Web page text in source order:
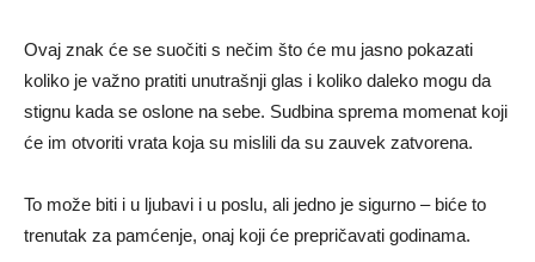
Ovaj znak će se suočiti s nečim što će mu jasno pokazati
koliko je važno pratiti unutrašnji glas i koliko daleko mogu da
stignu kada se oslone na sebe. Sudbina sprema momenat koji
će im otvoriti vrata koja su mislili da su zauvek zatvorena.
To može biti i u ljubavi i u poslu, ali jedno je sigurno – biće to
trenutak za pamćenje, onaj koji će prepričavati godinama.